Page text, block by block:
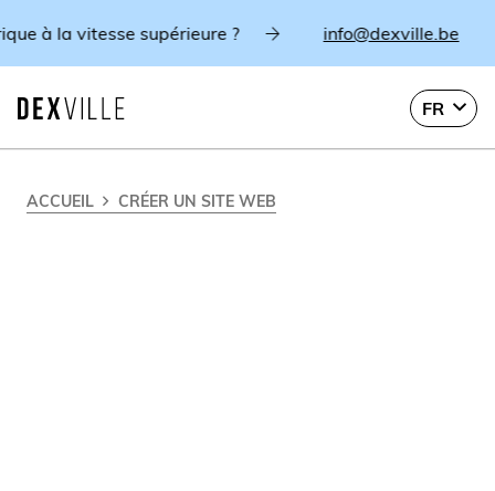
supérieure ? info@dexville.be
FR
ACCUEIL CRÉER UN SITE WEB